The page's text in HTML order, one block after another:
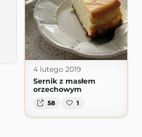
4 lutego 2019
Sernik z masłem
orzechowym
58 1